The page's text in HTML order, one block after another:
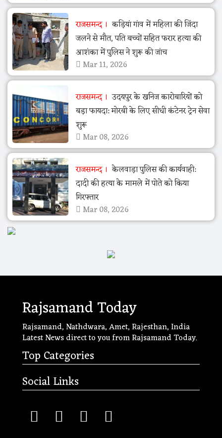
राजसमन्द
कड़ियां गांव में महिला की जिंदा
जलने से मौत, पति बच्चों सहित फरार हत्या की
आशंका में पुलिस ने शुरू की जांच
Mar 11, 2026
राजसमन्द
उदयपुर के खनिज कारोबारियों को
बड़ा फायदा: मोरबी के लिए सीधी कंटेनर ट्रेन सेवा
शुरू
Mar 08, 2026
राजसमन्द
केलवाड़ा पुलिस की कार्यवाही:
दादी की हत्या के मामले में पोते को किया
गिरफ्तार
Mar 08, 2026
Rajsamand Today
Rajsamand, Nathdwara, Amet, Rajesthan, India
Latest News direct to you from Rajsamand Today.
Top Categories
Social Links